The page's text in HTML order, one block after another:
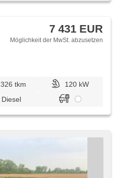
7 431 EUR
Möglichkeit der MwSt. abzusetzen
326 tkm
120 kW
Diesel